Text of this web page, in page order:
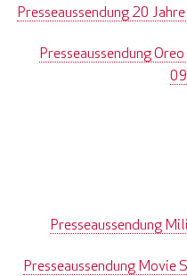
Presseaussendung 20
Presseaussendung
Presseaussendung
Presseaussendung